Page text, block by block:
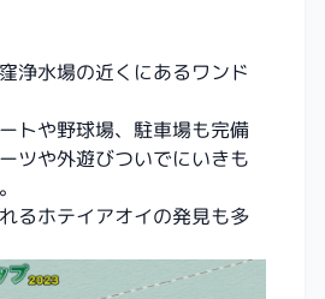
浄水場の近くにあるワンド
トや野球場、駐車場も完備
ツや外遊びついでにいきも
るホテイアオイの発見も多